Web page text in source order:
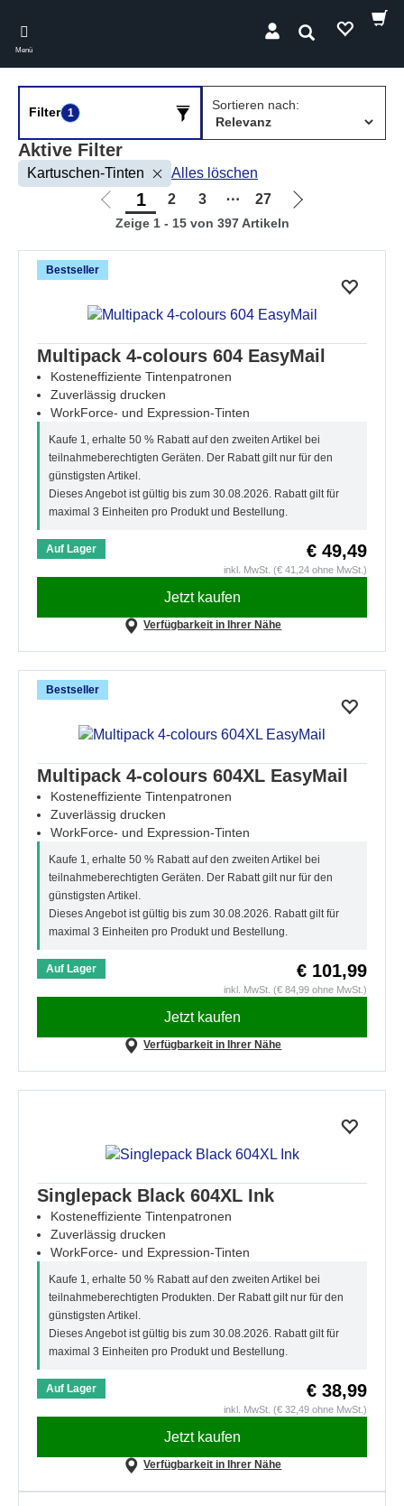
main
content
Menü
Suchen
Filter 1
Sortieren nach:
Aktive Filter
Kartuschen-Tinten Alles löschen
Zur
vorherigen
Seite
1 2 3 ⋯ 27
Zur
Seite
Zeige 1 - 15 von 397 Artikeln
Bestseller
Multipack 4-colours 604 EasyMail
Kosteneffiziente Tintenpatronen
Zuverlässig drucken
WorkForce- und Expression-Tinten
Kaufe 1, erhalte 50 % Rabatt auf den zweiten Artikel bei
teilnahmeberechtigten Geräten. Der Rabatt gilt nur für den
günstigsten Artikel.
Dieses Angebot ist gültig bis zum 30.08.2026. Rabatt gilt für
maximal 3 Einheiten pro Produkt und Bestellung.
Auf Lager € 49,49
inkl. MwSt. (€ 41,24 ohne MwSt.)
Jetzt kaufen
Verfügbarkeit in Ihrer Nähe
Bestseller
Multipack 4-colours 604XL EasyMail
Kosteneffiziente Tintenpatronen
Zuverlässig drucken
WorkForce- und Expression-Tinten
Kaufe 1, erhalte 50 % Rabatt auf den zweiten Artikel bei
teilnahmeberechtigten Geräten. Der Rabatt gilt nur für den
günstigsten Artikel.
Dieses Angebot ist gültig bis zum 30.08.2026. Rabatt gilt für
maximal 3 Einheiten pro Produkt und Bestellung.
Auf Lager € 101,99
inkl. MwSt. (€ 84,99 ohne MwSt.)
Jetzt kaufen
Verfügbarkeit in Ihrer Nähe
Singlepack Black 604XL Ink
Kosteneffiziente Tintenpatronen
Zuverlässig drucken
WorkForce- und Expression-Tinten
Kaufe 1, erhalte 50 % Rabatt auf den zweiten Artikel bei
teilnahmeberechtigten Produkten. Der Rabatt gilt nur für den
günstigsten Artikel.
Dieses Angebot ist gültig bis zum 30.08.2026. Rabatt gilt für
maximal 3 Einheiten pro Produkt und Bestellung.
Auf Lager € 38,99
inkl. MwSt. (€ 32,49 ohne MwSt.)
Jetzt kaufen
Verfügbarkeit in Ihrer Nähe